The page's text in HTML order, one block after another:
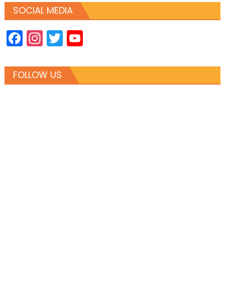
SOCIAL MEDIA
Facebook
Instagram
TwitterYouTube
FOLLOW US